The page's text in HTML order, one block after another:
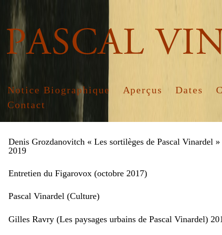
Notice Biographique Aperçus Dates
Contact
Denis Grozdanovitch « Les sortilèges de Pascal Vinardel
2019
Entretien du Figarovox (octobre 2017)
Pascal Vinardel (Culture)
Gilles Ravry (Les paysages urbains de Pascal Vinardel)